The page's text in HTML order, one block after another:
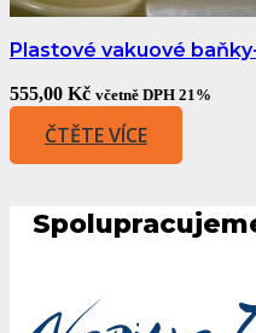
Plastové vakuové
555,00 Kč včetně DPH 21%
ČTĚTE VÍCE